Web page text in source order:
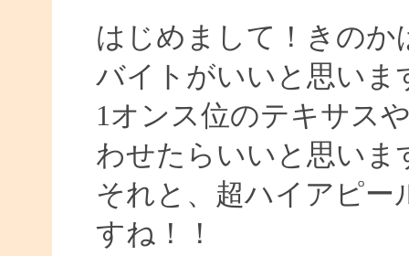
はじめまして！きの
バイトがいいと思いま
1オンス位のテキサス
わせたらいいと思いま
それと、超ハイアピー
すね！！